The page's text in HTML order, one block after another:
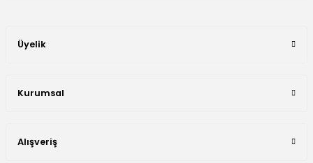
Üyelik
Kurumsal
Alışveriş